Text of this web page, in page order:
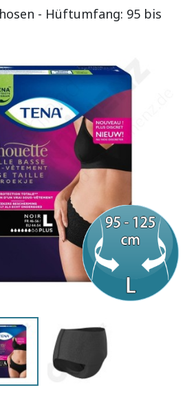
- Hüftumfang: 95 bis